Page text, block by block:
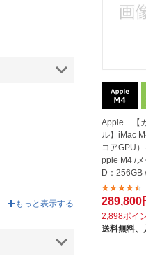
Apple 【
ル】iMac
コアGPU
pple M4 /
D：256GB
ル]
289,800
2,898ポイ
送料無料、
もっと表示する